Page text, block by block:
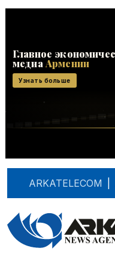
ARKATELECOM